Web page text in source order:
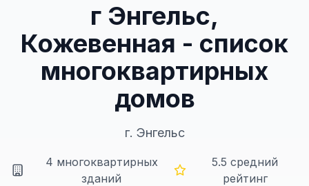
г Энгельс,
Кожевенная - список
многоквартирных
домов
г. Энгельс
4 многоквартирных
зданий
5.5 средний
рейтинг